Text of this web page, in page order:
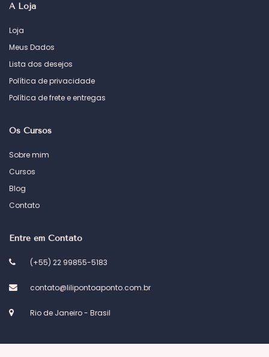
A Loja
Loja
Meus Dados
Lista dos desejos
Política de privacidade
Política de frete e entregas
Os Cursos
Sobre mim
Cursos
Blog
Contato
Entre em Contato
(+55) 22 99855-5183
contato@lilipontoaponto.com.br
Rio de Janeiro - Brasil